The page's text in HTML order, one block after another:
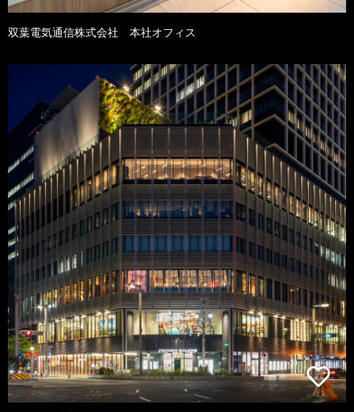
双葉電気通信株式会社 本社オフィス